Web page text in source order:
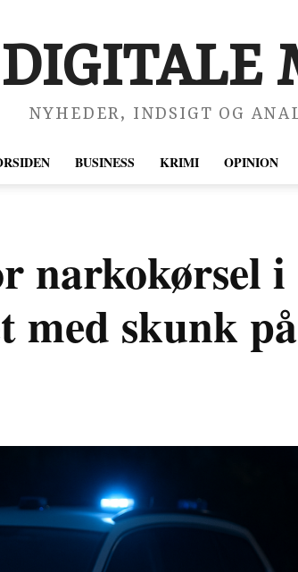
NYHEDER, INDSIGT OG
BUSINESS KRIMI OPINION
narkokørsel i
med skunk på